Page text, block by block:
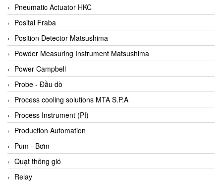
BETA
Bifold
Bihl+wiedemann
Bihl+wiedemann
Bilz
Binder Connector
Biotech
BirdX Vietnam
BK Vibro
Black Box
BlackBox Vietnam
BLAGDON PUMP
Pneumatic Actuator HKC
Posital Fraba
Position Detector Matsushima
Powder Measuring Instrument Matsushima
Power Campbell
Probe - Đầu dò
Process cooling solutions MTA S.P.A
Process Instrument (PI)
Production Automation
Pum - Bơm
Quạt thông gió
Relay